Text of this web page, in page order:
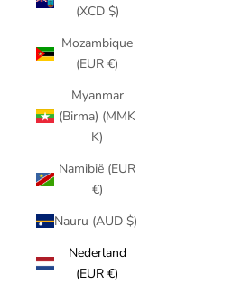
(XCD $)
Mozambique
(EUR €)
Myanmar
(Birma) (MMK
K)
Namibië (EUR
€)
Nauru (AUD $)
Nederland
(EUR €)